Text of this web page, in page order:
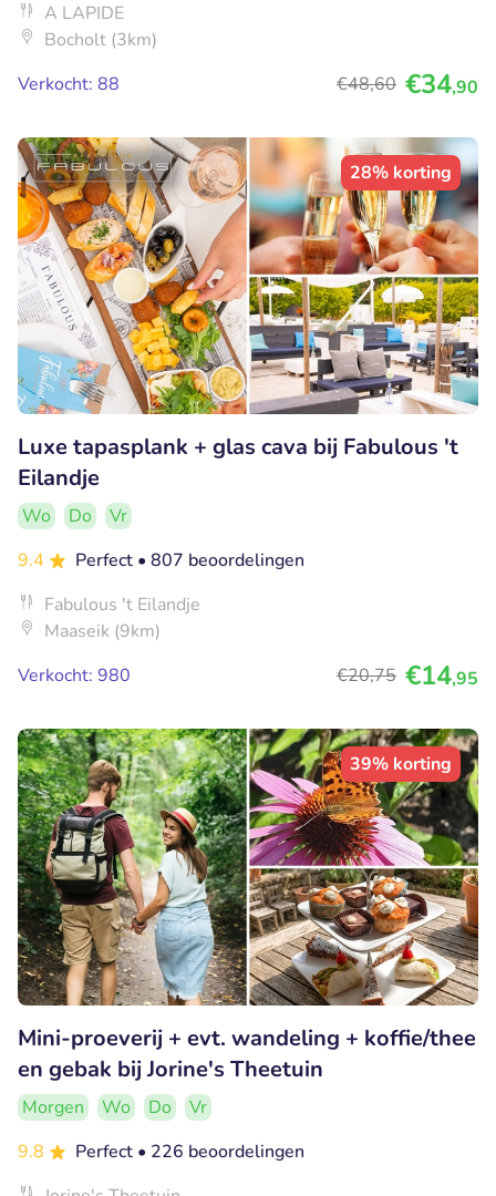
A LAPIDE
Bocholt (3km)
Verkocht: 88
€48,60 €34,90
28% korting
Luxe tapasplank + glas cava bij Fabulous 't
Eilandje
Wo Do
Vr
9.4
Perfect • 807 beoordelingen
Fabulous 't Eilandje
Maaseik (9km)
Verkocht: 980
€20,75 €14,95
39% korting
Mini-proeverij + evt. wandeling + koffie/thee
en gebak bij Jorine's Theetuin
Morgen Wo Do
Vr
9.8
Perfect • 226 beoordelingen